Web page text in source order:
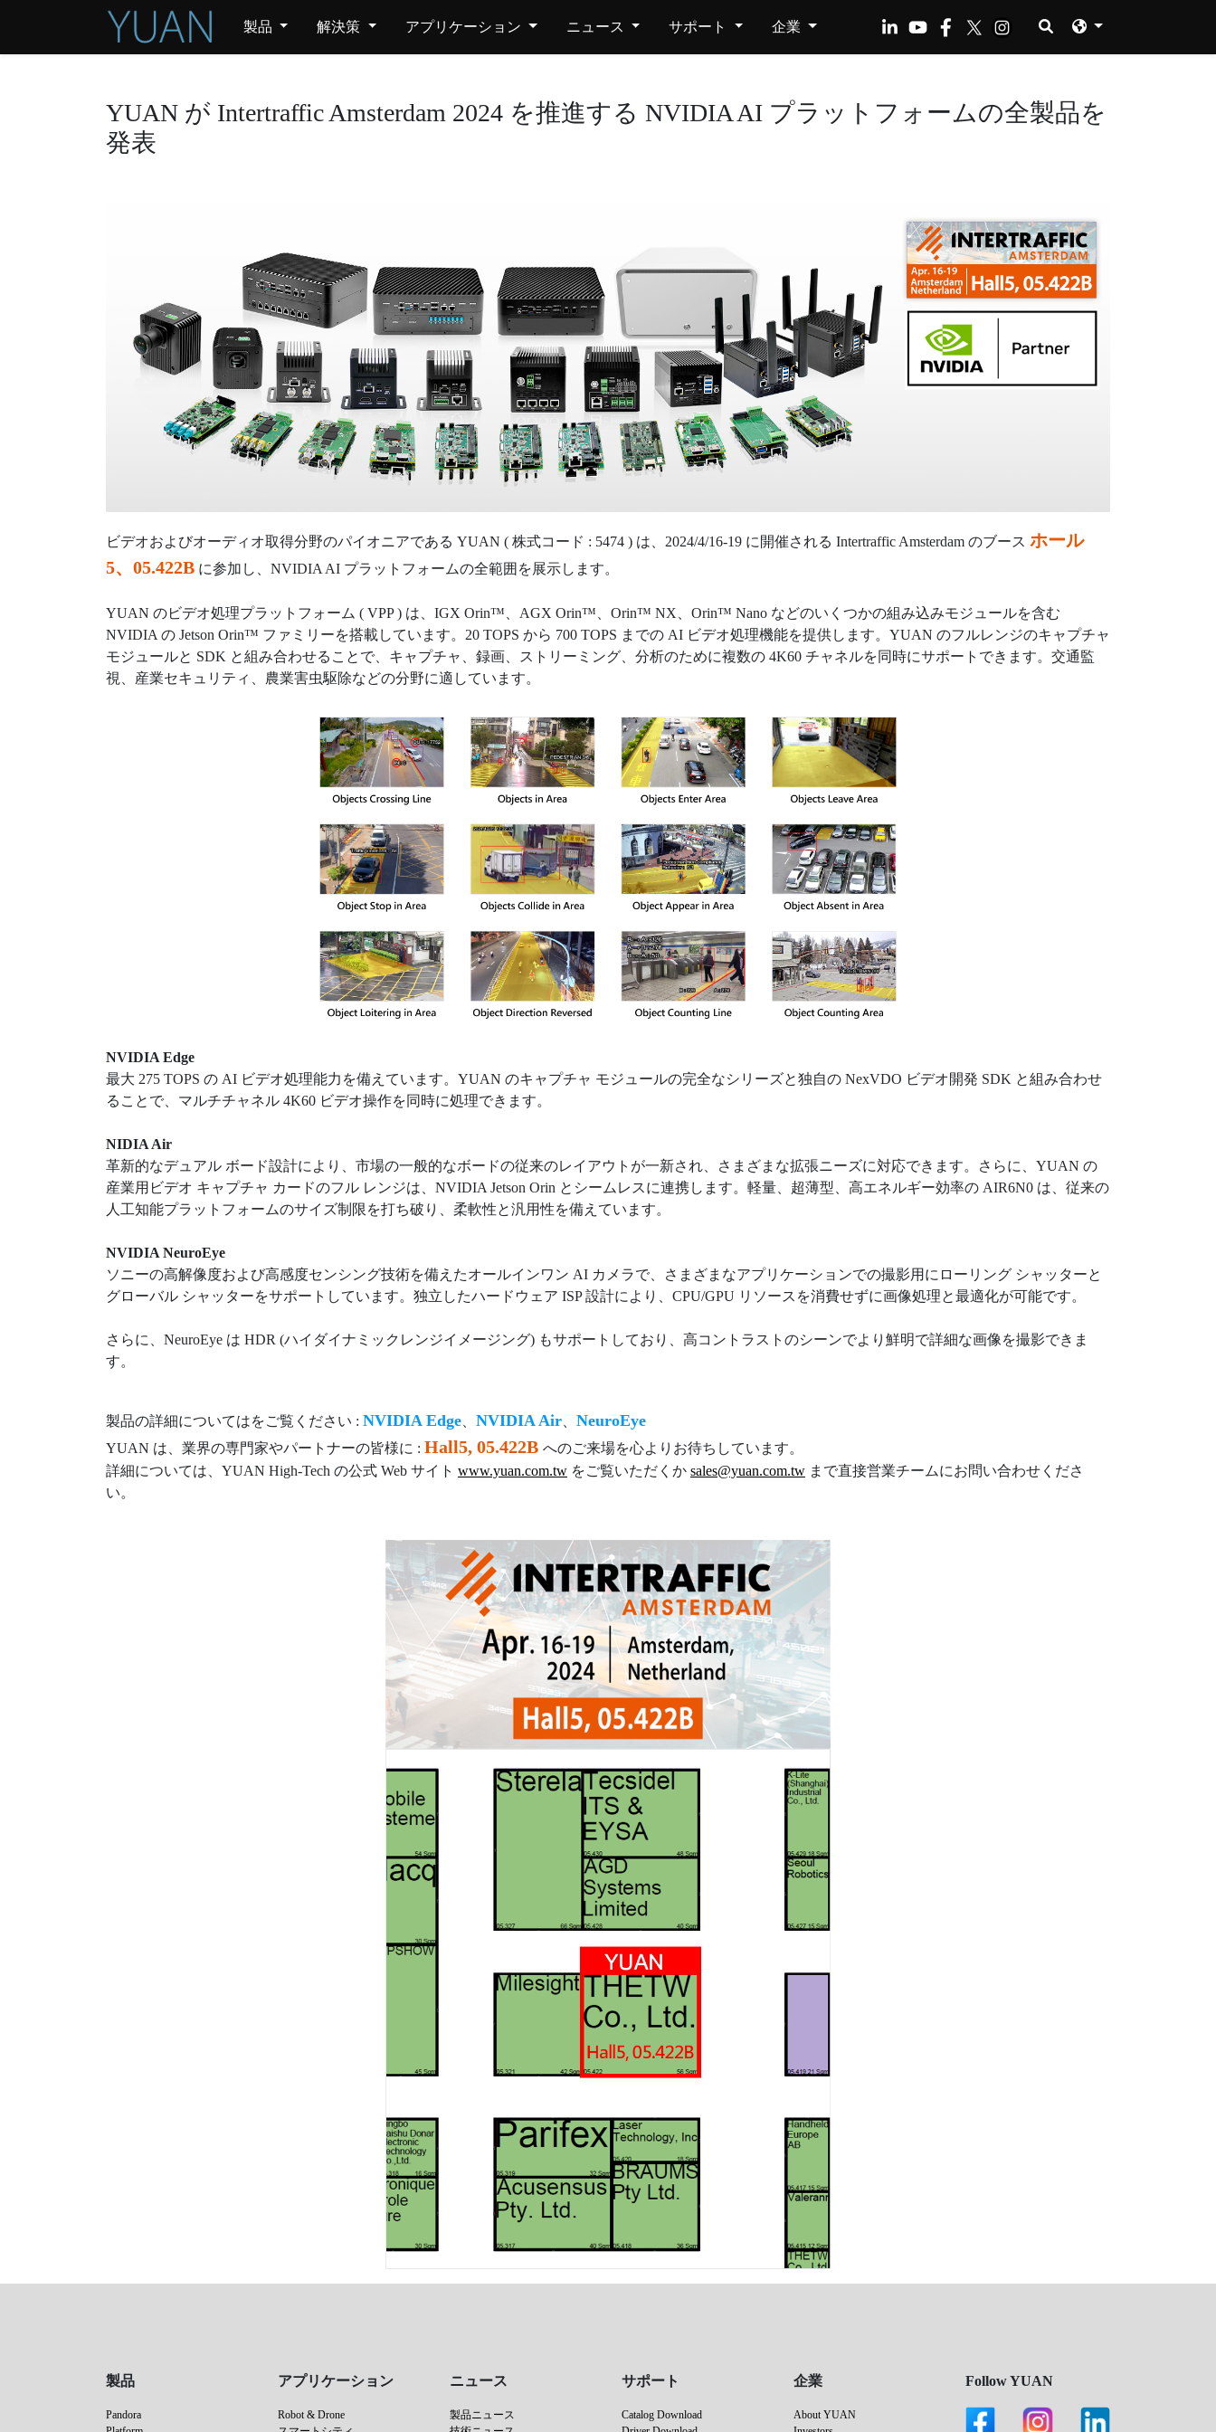
製品 解決策 アプリケーション ニュース サポート 企業
YUAN が Intertraffic Amsterdam 2024 を推進する NVIDIA AI プラットフォームの全製品を
発表
ビデオおよびオーディオ取得分野のパイオニアである YUAN ( 株式コード : 5474 ) は、2024/4/16-19 に開催される Intertraffic Amsterdam のブース ホール
5、05.422B に参加し、NVIDIA AI プラットフォームの全範囲を展示します。
YUAN のビデオ処理プラットフォーム ( VPP ) は、IGX Orin™、AGX Orin™、Orin™ NX、Orin™ Nano などのいくつかの組み込みモジュールを含む
NVIDIA の Jetson Orin™ ファミリーを搭載しています。20 TOPS から 700 TOPS までの AI ビデオ処理機能を提供します。YUAN のフルレンジのキャプチャ
モジュールと SDK と組み合わせることで、キャプチャ、録画、ストリーミング、分析のために複数の 4K60 チャネルを同時にサポートできます。交通監
視、産業セキュリティ、農業害虫駆除などの分野に適しています。
NVIDIA Edge
最大 275 TOPS の AI ビデオ処理能力を備えています。YUAN のキャプチャ モジュールの完全なシリーズと独自の NexVDO ビデオ開発 SDK と組み合わせ
ることで、マルチチャネル 4K60 ビデオ操作を同時に処理できます。
NIDIA Air
革新的なデュアル ボード設計により、市場の一般的なボードの従来のレイアウトが一新され、さまざまな拡張ニーズに対応できます。さらに、YUAN の
産業用ビデオ キャプチャ カードのフル レンジは、NVIDIA Jetson Orin とシームレスに連携します。軽量、超薄型、高エネルギー効率の AIR6N0 は、従来の
人工知能プラットフォームのサイズ制限を打ち破り、柔軟性と汎用性を備えています。
NVIDIA NeuroEye
ソニーの高解像度および高感度センシング技術を備えたオールインワン AI カメラで、さまざまなアプリケーションでの撮影用にローリング シャッターと
グローバル シャッターをサポートしています。独立したハードウェア ISP 設計により、CPU/GPU リソースを消費せずに画像処理と最適化が可能です。
さらに、NeuroEye は HDR (ハイダイナミックレンジイメージング) もサポートしており、高コントラストのシーンでより鮮明で詳細な画像を撮影できま
す。
製品の詳細についてはをご覧ください : NVIDIA Edge NVIDIA Air NeuroEye
YUAN は、業界の専門家やパートナーの皆様に : Hall5, 05.422B へのご来場を心よりお待ちしています。
詳細については、YUAN High-Tech の公式 Web サイト www.yuan.com.tw をご覧いただくか sales@yuan.com.tw まで直接営業チームにお問い合わせくださ
い。
製品
Pandora
アプリケーション
Robot & Drone
ニュース
製品ニュース
サポート
Catalog Download
企業
About YUAN
Follow YUAN